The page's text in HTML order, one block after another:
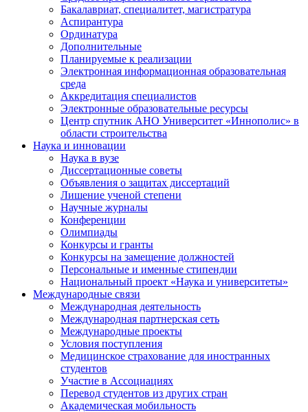
Бакалавриат, специалитет, магистратура
Аспирантура
Ординатура
Дополнительные
Планируемые к реализации
Электронная информационная образовательная
среда
Аккредитация специалистов
Электронные образовательные ресурсы
Центр спутник АНО Университет «Иннополис» в
области строительства
Наука и инновации
Наука в вузе
Диссертационные советы
Объявления о защитах диссертаций
Лишение ученой степени
Научные журналы
Конференции
Олимпиады
Конкурсы и гранты
Конкурсы на замещение должностей
Персональные и именные стипендии
Национальный проект «Наука и университеты»
Международные связи
Международная деятельность
Международная партнерская сеть
Международные проекты
Условия поступления
Медицинское страхование для иностранных
студентов
Участие в Ассоциациях
Перевод студентов из других стран
Академическая мобильность